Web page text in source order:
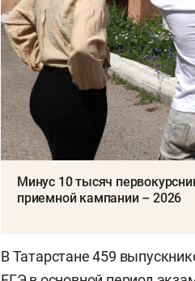
Минус 10 тысяч
приемной кампании – 2026
В Татарстане 459